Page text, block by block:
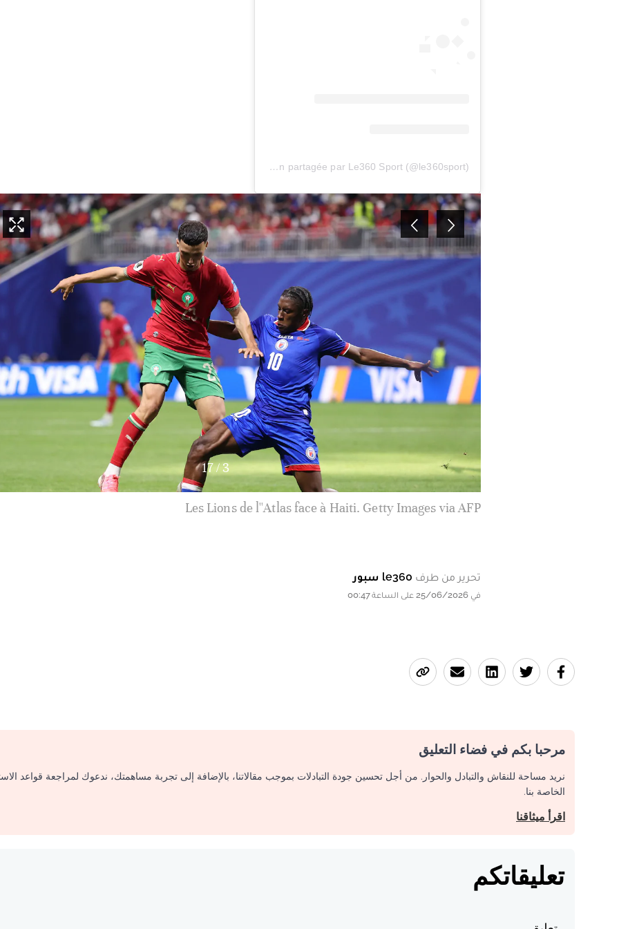
Une publication partagée par Le360 Sport (@le360sport)
4
/
17
Les Lions de l''Atlas face à Haiti. Getty Images via AFP
تحرير من طرف le360 سبور
في 25/06/2026 على الساعة 00:47
مرحبا بكم في فضاء التعليق
نريد مساحة للنقاش والتبادل والحوار. من أجل تحسين جودة التبادلات بموجب مقالاتنا، بالإضافة إلى تجربة مساهمتك، ندعوك لمراجعة قواعد
الخاصة بنا.
اقرأ ميثاقنا
تعليقاتكم